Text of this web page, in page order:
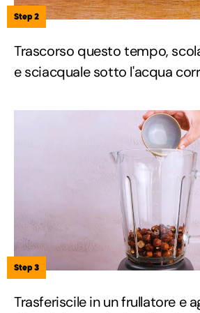
Step 2
Trascorso questo tempo,
e sciacquale sotto l'acqua
Step 3
Trasferiscile in un frullatore e